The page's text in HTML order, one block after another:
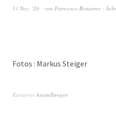
13 Nov. ’20 von Francesco Bonanno
Fotos : Markus Steiger
Kategorie Ausstellungen